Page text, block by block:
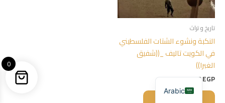
تاريخ و تراث
النكبة ونشوء الشتات الفلسطيني
في الكويت تاليف _((شفيق
الغبرا))
300,00EGP
0
Arabic